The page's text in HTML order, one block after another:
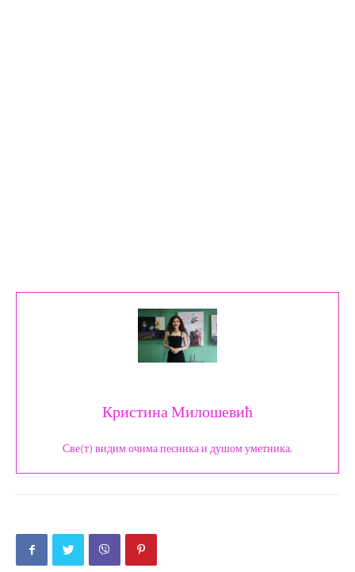
Кристина Милошевић
Све(т) видим очима песника и душом уметника.